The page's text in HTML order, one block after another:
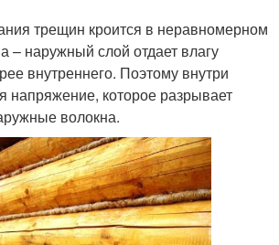
трещин кроится в неравномерном
– наружный слой отдает влагу
внутреннего. Поэтому внутри
напряжение, которое разрывает
волокна.